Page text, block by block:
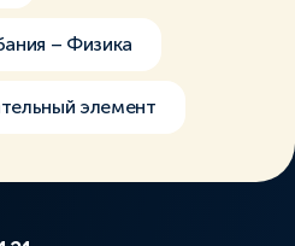
– Физика
элемент